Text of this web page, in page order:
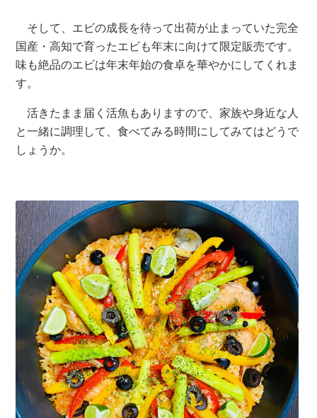
そして、エビの成長を待って出荷が止まっていた完全
国産・高知で育ったエビも年末に向けて限定販売です。
味も絶品のエビは年末年始の食卓を華やかにしてくれま
す。
活きたまま届く活魚もありますので、家族や身近な人
と一緒に調理して、食べてみる時間にしてみてはどうで
しょうか。